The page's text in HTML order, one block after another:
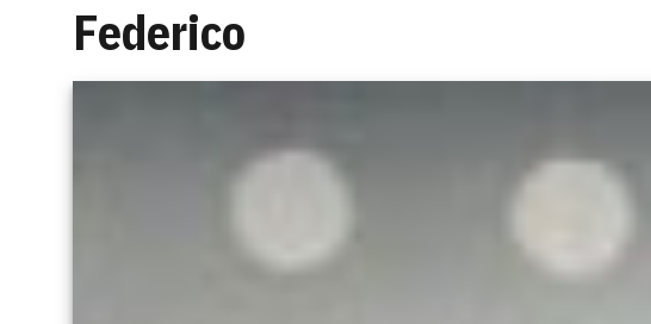
Federico